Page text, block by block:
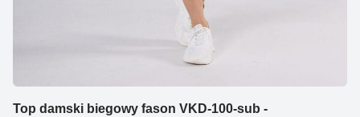
Top damski biegowy fason VKD-100-sub -